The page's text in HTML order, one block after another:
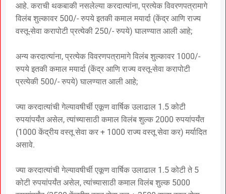
आहे. कराची थकबाकी नसलेल्या करदात्यांना, प्रत्येक विवरणपत्रामागे
विलंब शुल्कावर 500/- रुपये इतकी कमाल मयार्दा (केंद्र आणि राज्य
वस्तू-सेवा करापोटी प्रत्येकी 250/- रुपये) घालण्यात आली आहे;
अन्य करदात्यांना, प्रत्येक विवरणपत्रामागे विलंब शुल्कावर 1000/-
रुपये इतकी कमाल मयार्दा (केंद्र आणि राज्य वस्तू-सेवा करापोटी
प्रत्येकी 500/- रुपये) घालण्यात आली आहे;
ज्या करदात्यांची गेल्यावषीर्ची एकूण वार्षिक उलाढाल 1.5 कोटी
रुपयांपर्यंत असेल, त्यांच्यासाठी कमाल विलंब शुल्क 2000 रुपयांपर्यंत
(1000 केंद्रीय वस्तू सेवा कर + 1000 राज्य वस्तू सेवा कर) मर्यादित
असावे.
ज्या करदात्यांची गेल्यावषीर्ची एकूण वार्षिक उलाढाल 1.5 कोटी ते 5
कोटी रुपयांपर्यंत असेल, त्यांच्यासाठी कमाल विलंब शुल्क 5000